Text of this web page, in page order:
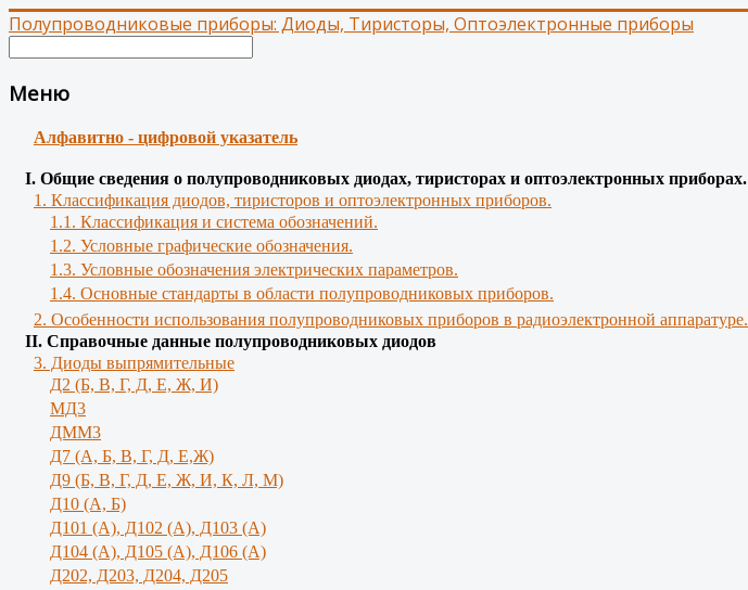
Полупроводниковые приборы: Диоды, Тиристоры, Оптоэлектронные приборы
Меню
Алфавитно - цифровой указатель
І. Общие сведения о полупроводниковых диодах, тиристорах и оптоэлектронных приборах.
1. Классификация диодов, тиристоров и оптоэлектронных приборов.
1.1. Классификация и система обозначений.
1.2. Условные графические обозначения.
1.3. Условные обозначения электрических параметров.
1.4. Основные стандарты в области полупроводниковых приборов.
2. Особенности использования полупроводниковых приборов в радиоэлектронной аппаратуре.
II. Справочные данные полупроводниковых диодов
3. Диоды выпрямительные
Д2 (Б, В, Г, Д, Е, Ж, И)
МД3
ДММ3
Д7 (А, Б, В, Г, Д, Е,Ж)
Д9 (Б, В, Г, Д, Е, Ж, И, К, Л, М)
Д10 (А, Б)
Д101 (А), Д102 (А), Д103 (А)
Д104 (А), Д105 (А), Д106 (А)
Д202, Д203, Д204, Д205